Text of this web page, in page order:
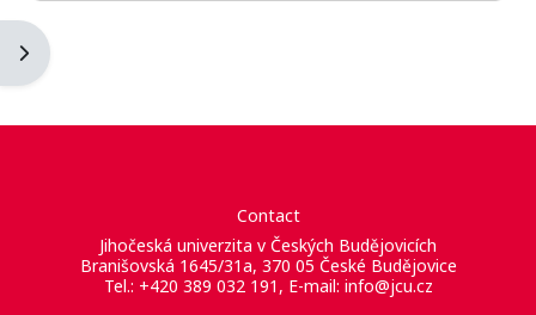
Apri il cassetto del blocco
Contact
Jihočeská univerzita v Českých Budějovicích
Branišovská 1645/31a, 370 05 České Budějovice
Tel.: +420 389 032 191, E-mail: info@jcu.cz